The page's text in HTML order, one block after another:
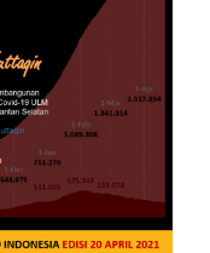
Waspada
Tanpa